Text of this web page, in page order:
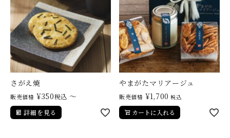
さがえ焼
販売価格 ¥350税込 〜
詳細を見る
やまがたマリアージュ
販売価格 ¥1,700 税込
カートに入れる